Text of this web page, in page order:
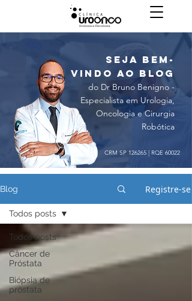
seja bem-
vindo ao blog
do Dr Bruno Benigno -
Especialista em Urologia,
Oncologia e Cirurgia
Robótica
CRM SP 126265 | RQE 60022
Blog Registre-se
Todos posts
Câncer de
Próstata
Biópsia de
próstata
Todos posts